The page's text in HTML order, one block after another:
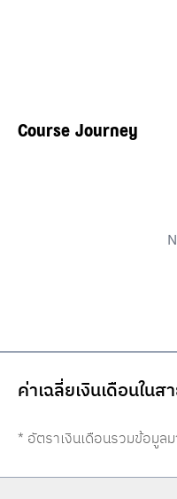
Course Journey
ค่าเฉลี่ยเงินเดือนในส
* อัตราเงินเดือนรวมข้อมูล